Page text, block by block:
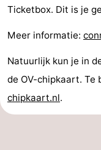
Ticketbox. Dit is je
Meer informatie:
Natuurlijk kun je in
de OV-chipkaart. Te
chipkaart.nl.